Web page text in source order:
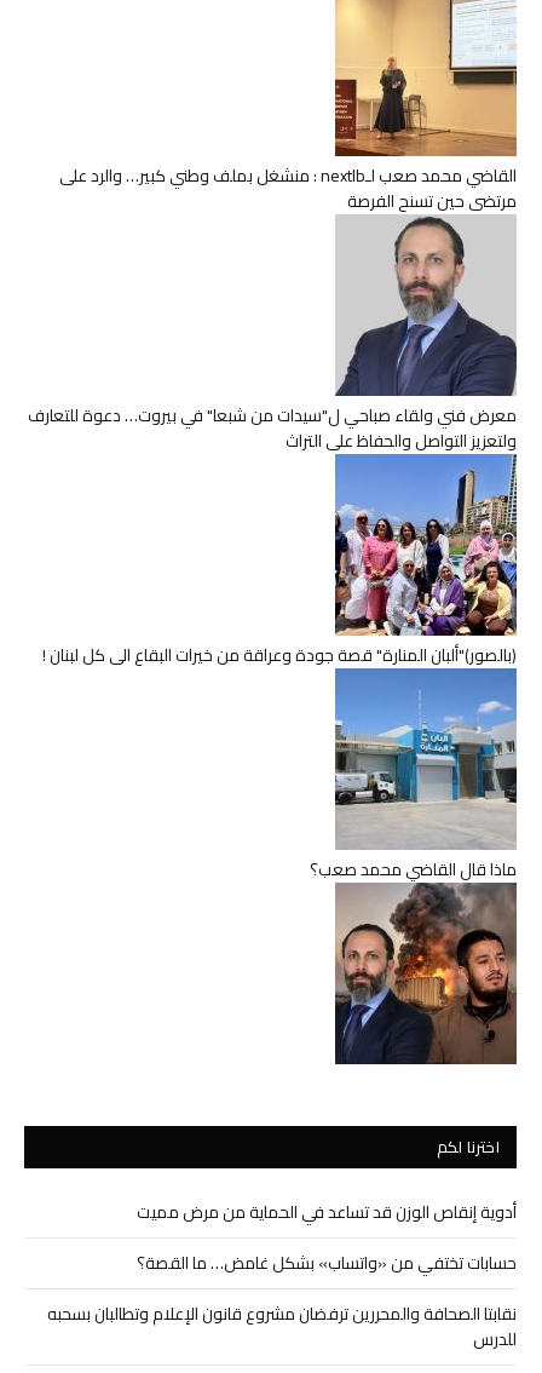
القاضي محمد صعب لـnextlb : منشغل بملف وطني كبير… والرد على
مرتضى حين تسنح الفرصة
معرض فني ولقاء صباحي ل"سيدات من شبعا" في بيروت… دعوة للتعارف
ولتعزيز التواصل والحفاظ على التراث
(بالصور)"ألبان المنارة" قصة جودة وعراقة من خيرات البقاع الى كل لبنان !
ماذا قال القاضي محمد صعب؟
اخترنا لكم
أدوية إنقاص الوزن قد تساعد في الحماية من مرض مميت
حسابات تختفي من «واتساب» بشكل غامض… ما القصة؟
نقابتا الصحافة والمحررين ترفضان مشروع قانون الإعلام وتطالبان بسحبه
للدرس